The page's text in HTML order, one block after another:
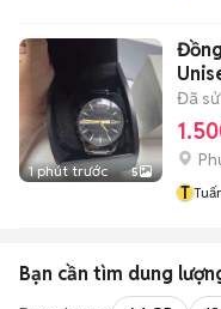
1 phút trước 5
Đã
T
Bạn cần tìm dung